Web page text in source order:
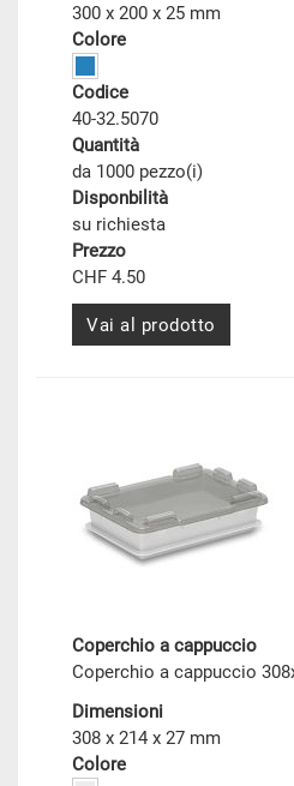
300 x 200 x 25 mm
Colore
Codice
40-32.5070
Quantità
da 1000 pezzo(i)
Disponbilità
su richiesta
Prezzo
CHF 4.50
Vai al prodotto
Coperchio a cappuccio
Coperchio a cappuccio
Dimensioni
308 x 214 x 27 mm
Colore